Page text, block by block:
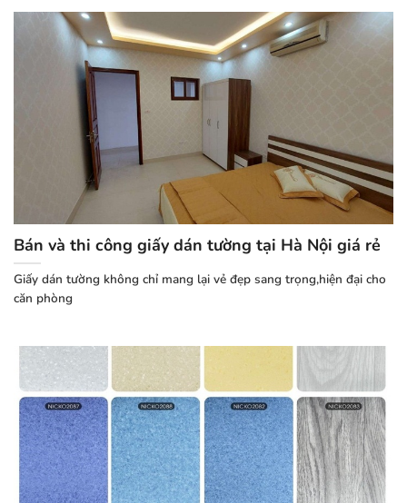
Bán và thi công giấy dán tường tại Hà Nội giá rẻ
Giấy dán tường không chỉ mang lại vẻ đẹp sang trọng,hiện đại cho
căn phòng